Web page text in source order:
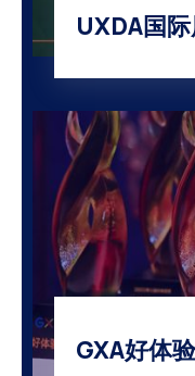
UXDA国
GXA好体